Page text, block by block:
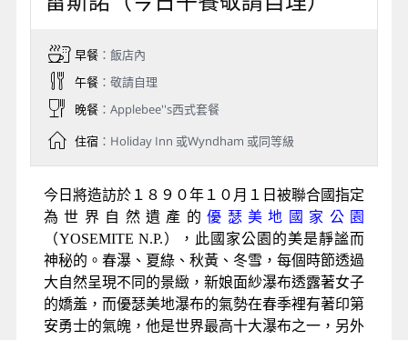
樂曲。 九曲街位於俄羅斯山上，坡度４０，為使車
金山另一個特殊景觀。當然仿傚美國國會大廈設計
的市政府 絕對不能錯過，比國會大廈還要壯觀。隨
後來到舊金山絕不能錯過的
著螃蟹的標誌就可來到漁人碼頭，她是同時可吃海
鮮和逛街的好去處，我們將安排搭乘遊艇遨遊迷濛
多變的金門灣欣賞港都景色，並一睹金門大橋長虹
臥波的雄姿。總之舊金山是美和浪漫的代名詞，值
得您慢慢的細細品味。今天逛完舊金山旅遊景點，
祝你有個美麗浪漫的夢境 。
Day 2